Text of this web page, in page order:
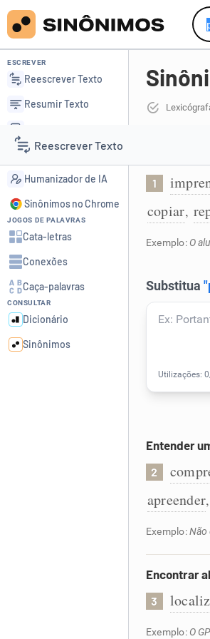
Reescrever Texto
Resumir Texto
Corrigir Texto
Detector de IA
Humanizador de IA
ESCREVER
Reescrever Texto
Resumir Texto
Detector de IA
Humanizador de IA
Sinônimos no Chrome
JOGOS DE PALAVRAS
Cata-letras
Conexões
Caça-palavras
CONSULTAR
Dicionário
Sinônimos
1
copiar,
Exemplo: O
Entender
2
apreender,
Exemplo:Não
Encontrar
3
Exemplo: O